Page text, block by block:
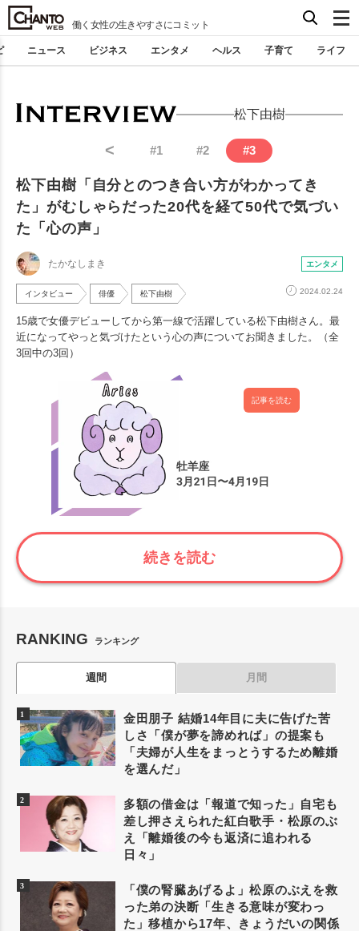
働く女性の生きやすさにコミット
ニュース ビジネス エンタメ ヘルス 子育て ライフ
松下由樹
< #1 #2 #3
松下由樹「自分とのつき合い方がわかってき
た」がむしゃらだった20代を経て50代で気づい
た「心の声」
たかなしまき エンタメ
インタビュー 俳優 松下由樹 2024.02.24
15歳で女優デビューしてから第一線で活躍している松下由樹さん。最
近になってやっと気づけたという心の声についてお聞きました。（全
3回中の3回）
記事を読む
続きを読む
RANKING ランキング
週間 月間
金田朋子 結婚14年目に夫に告げた苦
しさ「僕が夢を諦めれば」の提案も
「夫婦が人生をまっとうするため離婚
を選んだ」
多額の借金は「報道で知った」自宅も
差し押さえられた紅白歌手・松原のぶ
え「離婚後の今も返済に追われる
日々」
「僕の腎臓あげるよ」松原のぶえを救
った弟の決断「生きる意味が変わっ
た」移植から17年、きょうだいの関係